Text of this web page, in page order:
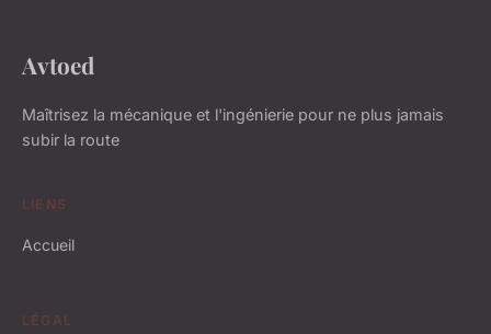
Avtoed
Maîtrisez la mécanique et l'ingénierie pour ne plus jamais
subir la route
LIENS
Accueil
LÉGAL